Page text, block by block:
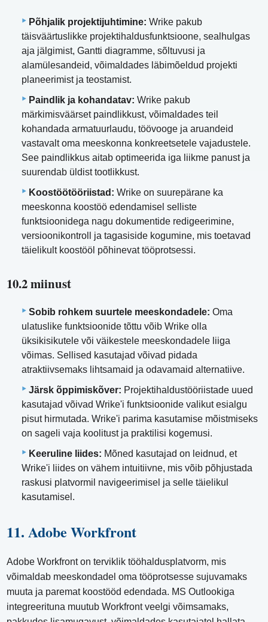
Põhjalik projektijuhtimine: Wrike pakub
täisväärtuslikke projektihaldusfunktsioone, sealhulgas
aja jälgimist, Gantti diagramme, sõltuvusi ja
alamülesandeid, võimaldades läbimõeldud projekti
planeerimist ja teostamist.
Paindlik ja kohandatav: Wrike pakub
märkimisväärset paindlikkust, võimaldades teil
kohandada armatuurlaudu, töövooge ja aruandeid
vastavalt oma meeskonna konkreetsetele vajadustele.
See paindlikkus aitab optimeerida iga liikme panust ja
suurendab üldist tootlikkust.
Koostöötööriistad: Wrike on suurepärane ka
meeskonna koostöö edendamisel selliste
funktsioonidega nagu dokumentide redigeerimine,
versioonikontroll ja tagasiside kogumine, mis toetavad
täielikult koostööl põhinevat tööprotsessi.
10.2 miinust
Sobib rohkem suurtele meeskondadele: Oma
ulatuslike funktsioonide tõttu võib Wrike olla
üksikisikutele või väikestele meeskondadele liiga
võimas. Sellised kasutajad võivad pidada
atraktiivsemaks lihtsamaid ja odavamaid alternatiive.
Järsk õppimiskõver: Projektihaldustööriistade uued
kasutajad võivad Wrike'i funktsioonide valikut esialgu
pisut hirmutada. Wrike'i parima kasutamise mõistmiseks
on sageli vaja koolitust ja praktilisi kogemusi.
Keeruline liides: Mõned kasutajad on leidnud, et
Wrike'i liides on vähem intuitiivne, mis võib põhjustada
raskusi platvormil navigeerimisel ja selle täielikul
kasutamisel.
11. Adobe Workfront
Adobe Workfront on terviklik tööhaldusplatvorm, mis
võimaldab meeskondadel oma tööprotsesse sujuvamaks
muuta ja paremat koostööd edendada. MS Outlookiga
integreerituna muutub Workfront veelgi võimsamaks,